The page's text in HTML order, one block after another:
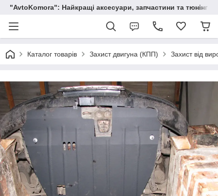
"AvtoKomora": Найкращі аксесуари, запчастини та тюнінг
Каталог товарів Захист двигуна (КПП) Захист від